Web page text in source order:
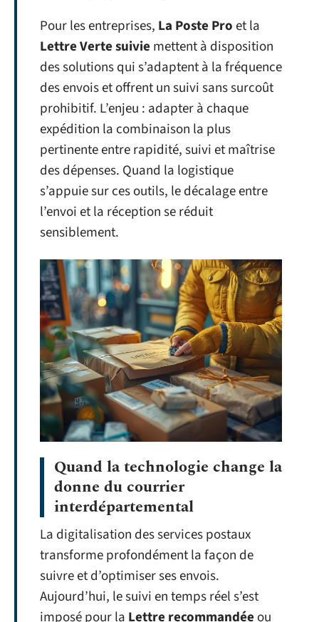
Pour les entreprises, La Poste Proet la
Lettre Verte suivie mettent à disposition
des solutions qui s’adaptent à la fréquence
des envois et offrent un suivi sans surcoût
prohibitif. L’enjeu : adapter à chaque
expédition la combinaison la plus
pertinente entre rapidité, suivi et maîtrise
des dépenses. Quand la logistique
s’appuie sur ces outils, le décalage entre
l’envoi et la réception se réduit
sensiblement.
Quand la technologie change la
donne du courrier
interdépartemental
La digitalisation des services postaux
transforme profondément la façon de
suivre et d’optimiser ses envois.
Aujourd’hui, le suivi en temps réel s’est
imposé pour la Lettre recommandée ou